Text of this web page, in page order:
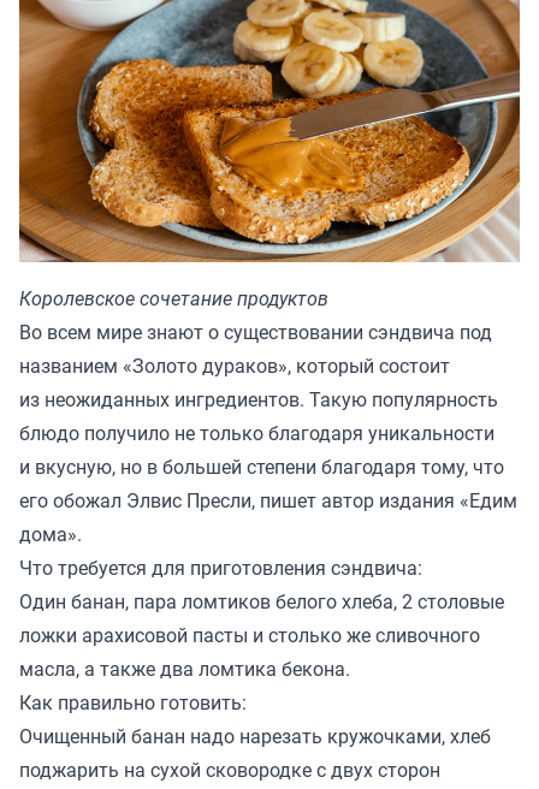
Королевское сочетание продуктов
Во всем мире знают о существовании сэндвича под
названием «Золото дураков», который состоит
из неожиданных ингредиентов. Такую популярность
блюдо получило не только благодаря уникальности
и вкусную, но в большей степени благодаря тому, что
его обожал Элвис Пресли, пишет автор издания «Едим
дома».
Что требуется для приготовления сэндвича:
Один банан, пара ломтиков белого хлеба, 2 столовые
ложки арахисовой пасты и столько же сливочного
масла, а также два ломтика бекона.
Как правильно готовить:
Очищенный банан надо нарезать кружочками, хлеб
поджарить на сухой сковородке с двух сторон